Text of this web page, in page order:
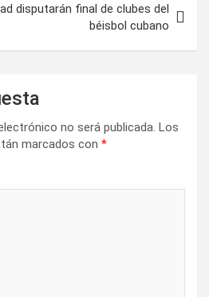
disputarán final de clubes del
béisbol cubano
no será publicada. Los
marcados con *